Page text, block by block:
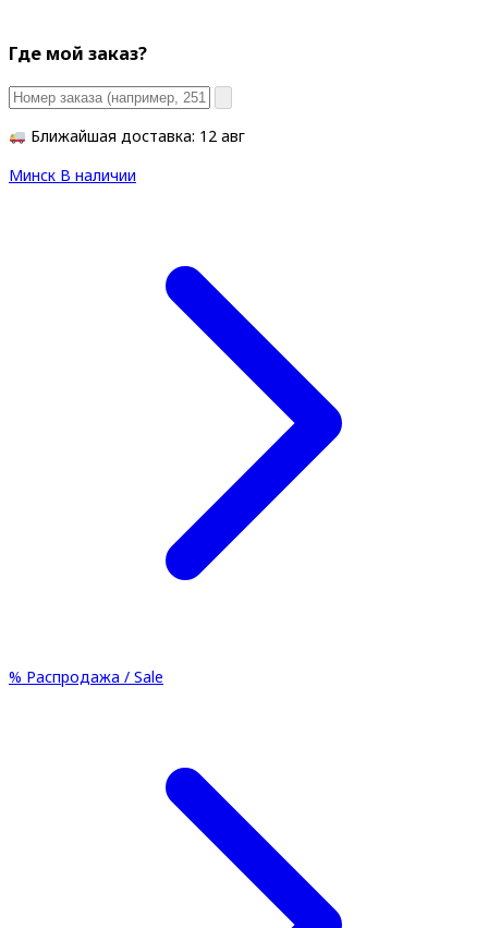
Где мой заказ?
Ближайшая доставка: 12 авг
Минск В наличии
% Распродажа / Sale